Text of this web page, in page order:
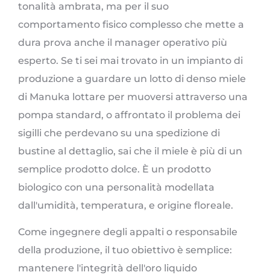
tonalità ambrata, ma per il suo
comportamento fisico complesso che mette a
dura prova anche il manager operativo più
esperto. Se ti sei mai trovato in un impianto di
produzione a guardare un lotto di denso miele
di Manuka lottare per muoversi attraverso una
pompa standard, o affrontato il problema dei
sigilli che perdevano su una spedizione di
bustine al dettaglio, sai che il miele è più di un
semplice prodotto dolce. È un prodotto
biologico con una personalità modellata
dall'umidità, temperatura, e origine floreale.
Come ingegnere degli appalti o responsabile
della produzione, il tuo obiettivo è semplice:
mantenere l'integrità dell'oro liquido